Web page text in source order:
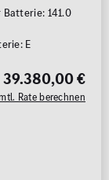
141.0
E
39.380,00 €
Rate berechnen